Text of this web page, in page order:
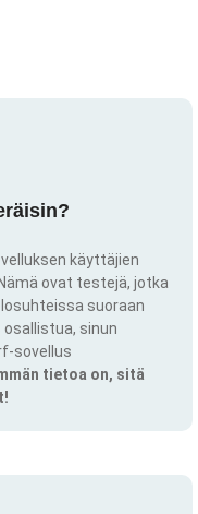
käyttäjien
ovat testejä, jotka
suoraan
sinun
sovellus
tietoa on, sitä